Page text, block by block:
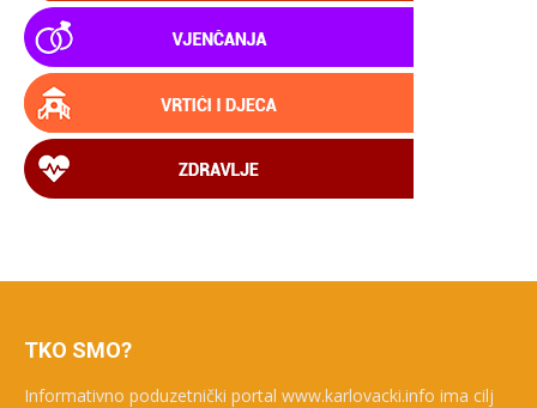
TKO SMO?
Informativno poduzetnički portal www.karlovacki.info ima cilj